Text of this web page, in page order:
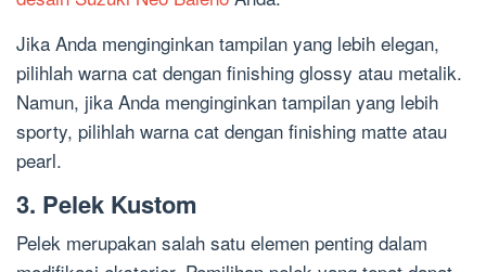
Jika Anda menginginkan tampilan yang lebih elegan,
pilihlah warna cat dengan finishing glossy atau metalik.
Namun, jika Anda menginginkan tampilan yang lebih
sporty, pilihlah warna cat dengan finishing matte atau
pearl.
3. Pelek Kustom
Pelek merupakan salah satu elemen penting dalam